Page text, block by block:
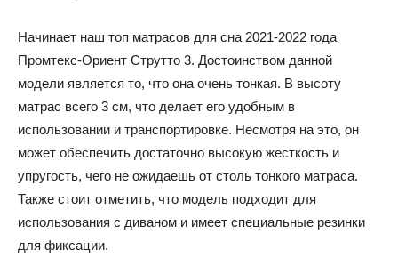
Начинает наш топ матрасов для сна 2021-2022 года
Промтекс-Ориент Струтто 3. Достоинством данной
модели является то, что она очень тонкая. В высоту
матрас всего 3 см, что делает его удобным в
использовании и транспортировке. Несмотря на это, он
может обеспечить достаточно высокую жесткость и
упругость, чего не ожидаешь от столь тонкого матраса.
Также стоит отметить, что модель подходит для
использования с диваном и имеет специальные резинки
для фиксации.